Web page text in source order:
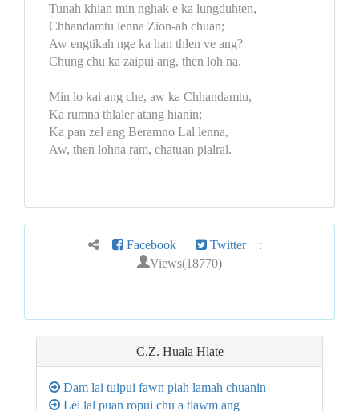
Tunah khian min nghak e ka lungduhten,
Chhandamtu lenna Zion-ah chuan;
Aw engtikah nge ka han thlen ve ang?
Chung chu ka zaipui ang, then loh na.
Min lo kai ang che, aw ka Chhandamtu,
Ka rumna thlaler atang hianin;
Ka pan zel ang Beramno Lal lenna,
Aw, then lohna ram, chatuan pialral.
Facebook Twitter :
Views(18770)
C.Z. Huala Hlate
Dam lai tuipui fawn piah lamah chuanin
Lei lal puan ropui chu a tlawm ang